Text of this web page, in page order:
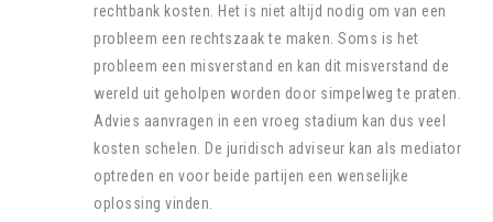
rechtbank kosten. Het is niet altijd nodig om van een
probleem een rechtszaak te maken. Soms is het
probleem een misverstand en kan dit misverstand de
wereld uit geholpen worden door simpelweg te praten.
Advies aanvragen in een vroeg stadium kan dus veel
kosten schelen. De juridisch adviseur kan als mediator
optreden en voor beide partijen een wenselijke
oplossing vinden.